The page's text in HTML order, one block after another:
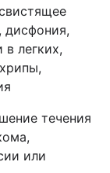
дисфония,
легких,
течения
или